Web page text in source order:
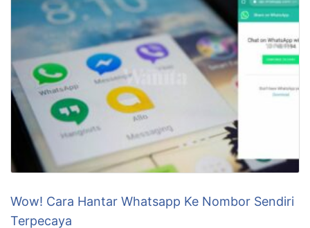
notifikasi WhatsApp yang tidak muncul di perangkat
Android mereka. Jika Anda mengalami masalah
serupa, jangan …